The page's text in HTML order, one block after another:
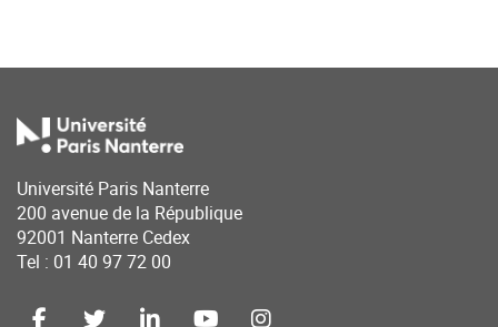
Université Paris Nanterre
200 avenue de la République
92001 Nanterre Cedex
Tel : 01 40 97 72 00